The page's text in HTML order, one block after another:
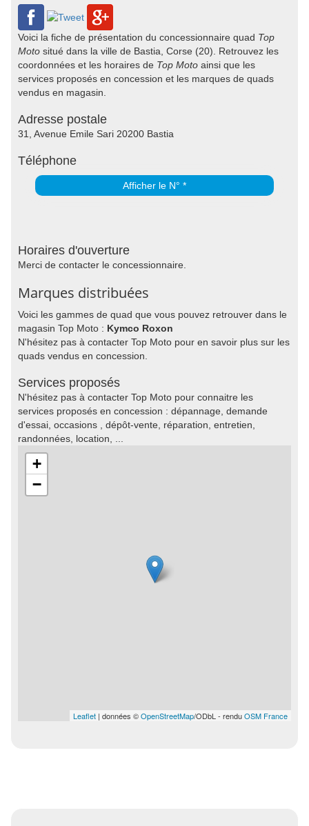
Voici la fiche de présentation du concessionnaire quad Top
Moto situé dans la ville de Bastia, Corse (20). Retrouvez les
coordonnées et les horaires de Top Moto ainsi que les
services proposés en concession et les marques de quads
vendus en magasin.
Adresse postale
31, Avenue Emile Sari 20200 Bastia
Téléphone
Afficher le N° *
Horaires d'ouverture
Merci de contacter le concessionnaire.
Marques distribuées
Voici les gammes de quad que vous pouvez retrouver dans le
magasin Top Moto : Kymco Roxon
N'hésitez pas à contacter Top Moto pour en savoir plus sur les
quads vendus en concession.
Services proposés
N'hésitez pas à contacter Top Moto pour connaitre les
services proposés en concession : dépannage, demande
d'essai, occasions , dépôt-vente, réparation, entretien,
randonnées, location, ...
+
−
Leaflet | données ©OpenStreetMap/ODbL - renduOSM France